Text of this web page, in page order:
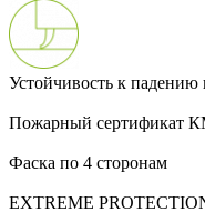
Устойчивость к
Пожарный сертификат
Фаска по 4 сторонам
EXTREME